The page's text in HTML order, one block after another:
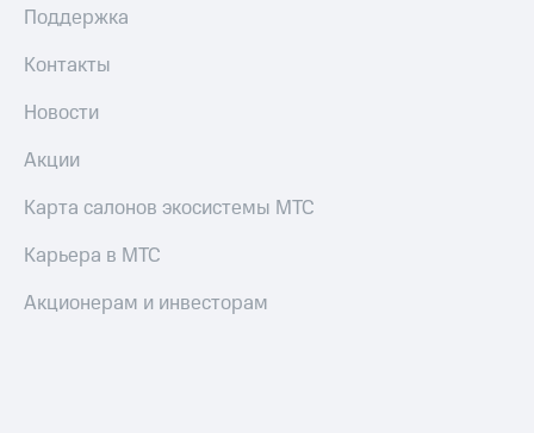
Поддержка
Контакты
Новости
Акции
Карта салонов экосистемы МТС
Карьера в МТС
Акционерам и инвесторам